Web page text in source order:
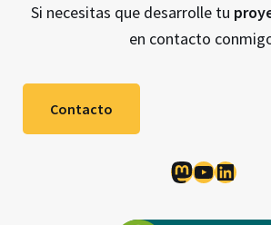
Si necesitas que desarrolle tu
en contacto
Contacto
Mastodon
YouTube